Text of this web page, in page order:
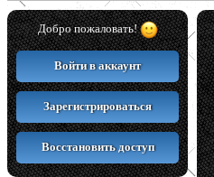
Добро пожаловать!
Войти в аккаунт
Зарегистрироваться
Восстановить доступ